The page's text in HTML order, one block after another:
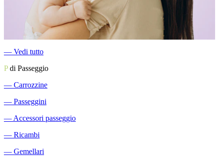
― Vedi tutto
Pdi Passeggio
― Carrozzine
― Passeggini
― Accessori passeggio
― Ricambi
― Gemellari